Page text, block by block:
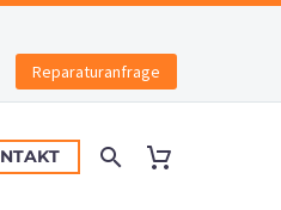
Reparaturanfrage